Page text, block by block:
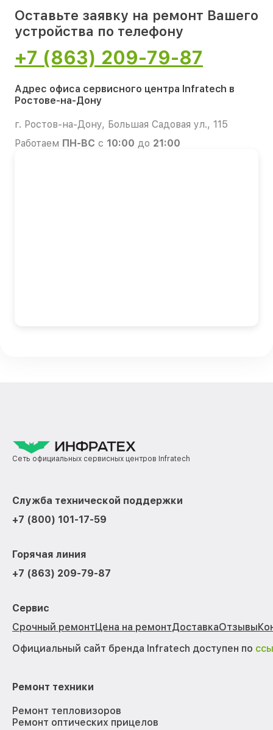
Оставьте заявку на ремонт Вашего
устройства по телефону
+7 (863) 209-79-87
Адрес офиса сервисного центра Infratech в
Ростове-на-Дону
г. Ростов-на-Дону, Большая Садовая ул., 115
Работаем ПН-ВС с 10:00 до 21:00
Сеть официальных сервисных центров Infratech
Служба технической поддержки
+7 (800) 101-17-59
Горячая линия
+7 (863) 209-79-87
Сервис
Срочный ремонтЦена на ремонтДоставкаОтзывы
Официальный сайт бренда Infratech доступен по
Ремонт техники
Ремонт тепловизоров
Ремонт оптических прицелов